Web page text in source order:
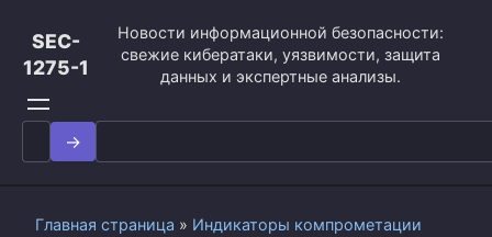
контенту
SEC-
1275-1
Новости информационной безопасности:
свежие кибератаки, уязвимости, защита
данных и экспертные анализы.
Search
for:
Главная страница » Индикаторы компрометации